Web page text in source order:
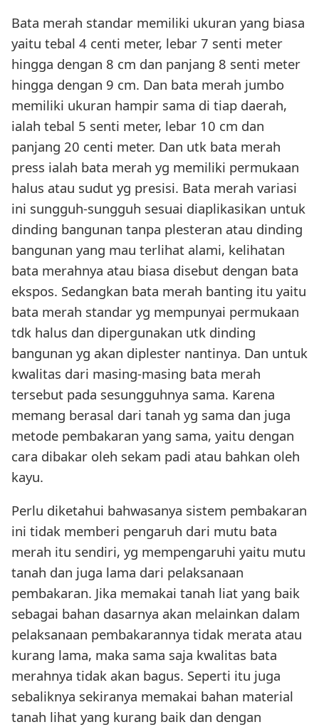
Bata merah standar memiliki ukuran yang biasa
yaitu tebal 4 centi meter, lebar 7 senti meter
hingga dengan 8 cm dan panjang 8 senti meter
hingga dengan 9 cm. Dan bata merah jumbo
memiliki ukuran hampir sama di tiap daerah,
ialah tebal 5 senti meter, lebar 10 cm dan
panjang 20 centi meter. Dan utk bata merah
press ialah bata merah yg memiliki permukaan
halus atau sudut yg presisi. Bata merah variasi
ini sungguh-sungguh sesuai diaplikasikan untuk
dinding bangunan tanpa plesteran atau dinding
bangunan yang mau terlihat alami, kelihatan
bata merahnya atau biasa disebut dengan bata
ekspos. Sedangkan bata merah banting itu yaitu
bata merah standar yg mempunyai permukaan
tdk halus dan dipergunakan utk dinding
bangunan yg akan diplester nantinya. Dan untuk
kwalitas dari masing-masing bata merah
tersebut pada sesungguhnya sama. Karena
memang berasal dari tanah yg sama dan juga
metode pembakaran yang sama, yaitu dengan
cara dibakar oleh sekam padi atau bahkan oleh
kayu.
Perlu diketahui bahwasanya sistem pembakaran
ini tidak memberi pengaruh dari mutu bata
merah itu sendiri, yg mempengaruhi yaitu mutu
tanah dan juga lama dari pelaksanaan
pembakaran. Jika memakai tanah liat yang baik
sebagai bahan dasarnya akan melainkan dalam
pelaksanaan pembakarannya tidak merata atau
kurang lama, maka sama saja kwalitas bata
merahnya tidak akan bagus. Seperti itu juga
sebaliknya sekiranya memakai bahan material
tanah lihat yang kurang baik dan dengan